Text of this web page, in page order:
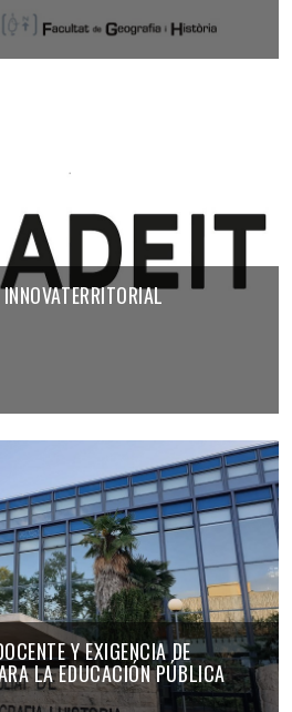
Y EXIGENCIA DE
LA EDUCACIÓN PÚBLICA